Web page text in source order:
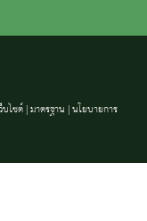
บไซต์|มาตรฐาน |นโยบายการ